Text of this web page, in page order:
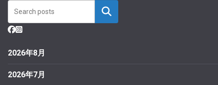
2026年8月
2026年7月